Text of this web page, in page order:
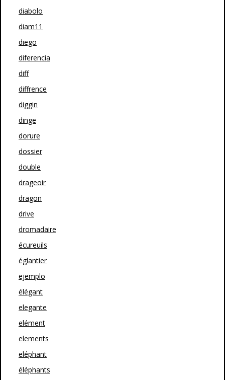
diabolo
diam11
diego
diferencia
diff
diffrence
diggin
dinge
dorure
dossier
double
drageoir
dragon
drive
dromadaire
écureuils
églantier
ejemplo
élégant
elegante
elément
elements
eléphant
éléphants